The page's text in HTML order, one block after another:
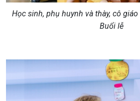
Học sinh, phụ huynh và thày, cô giáo
Buổi lễ